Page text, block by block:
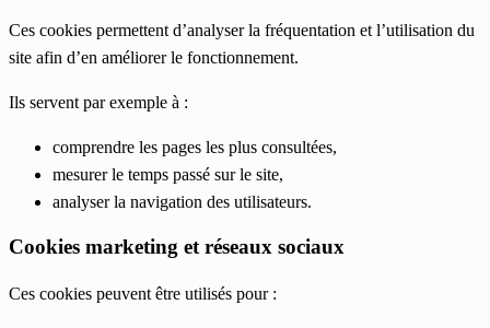
Ces cookies permettent d’analyser la fréquentation et l’utilisation du
site afin d’en améliorer le fonctionnement.
Ils servent par exemple à :
comprendre les pages les plus consultées,
mesurer le temps passé sur le site,
analyser la navigation des utilisateurs.
Cookies marketing et réseaux sociaux
Ces cookies peuvent être utilisés pour :